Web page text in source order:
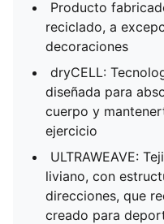
Producto
reciclado, a
decoraciones
dryCELL:
diseñada para
cuerpo y
ejercicio
ULTRAWEAVE:
liviano, con
direcciones, que
creado para